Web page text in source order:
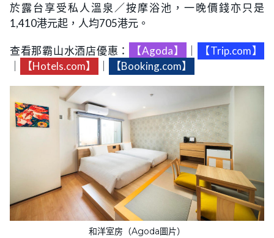
於露台享受私人溫泉／按摩浴池，一晚價錢亦只是
1,410港元起，人均705港元。
查看那霸山水酒店優惠： 【Agoda】
【Trip.com】
【Hotels.com】 【Booking.com】
和洋室房（Agoda圖片）